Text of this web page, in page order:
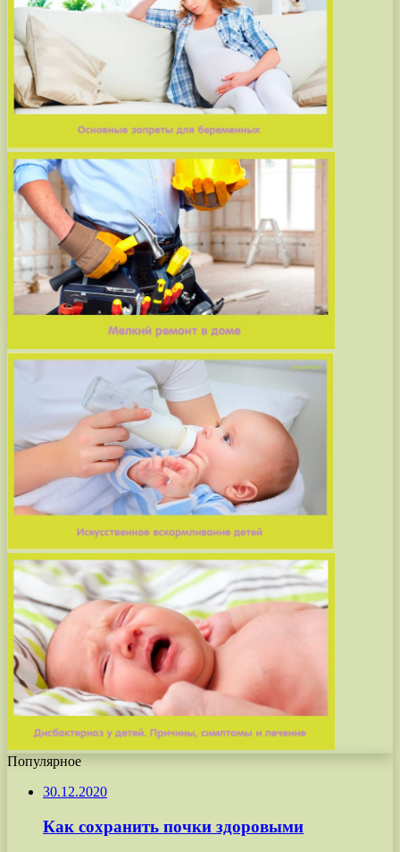
Популярное
30.12.2020
Как сохранить почки здоровыми